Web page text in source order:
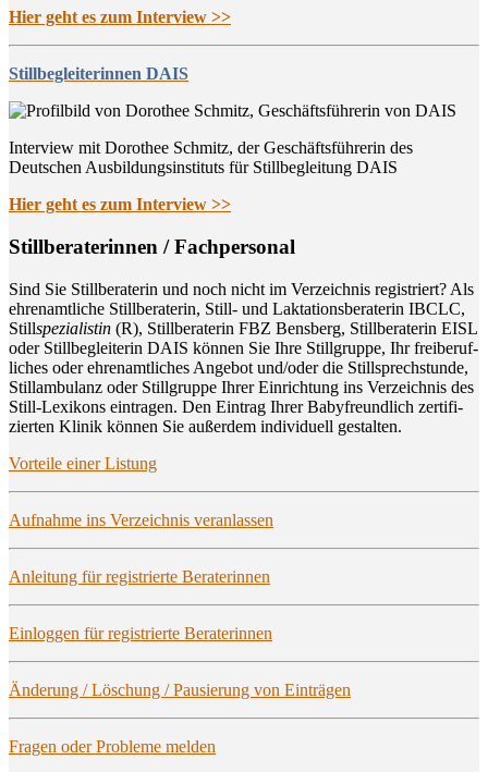
Hier geht es zum Interview >>
Stillbegleiterinnen DAIS
Interview mit Dorothee Schmitz, der Geschäftsführerin des
Deutschen Ausbildungsinstituts für Stillbegleitung DAIS
Hier geht es zum Interview >>
Still­be­ra­te­rin­nen / Fachpersonal
Sind Sie Still­be­ra­te­rin und noch nicht im Ver­zeich­nis regis­triert? Als
ehren­amt­li­che Still­be­ra­te­rin, Still- und Lak­ta­ti­ons­be­ra­te­rin IBCLC,
Stillspe­zia­lis­tin (R), Still­be­ra­te­rin FBZ Bens­berg, Still­be­ra­te­rin EISL
oder Still­be­glei­te­rin DAIS kön­nen Sie Ihre Still­grup­pe, Ihr frei­be­ruf­
li­ches oder ehren­amt­li­ches Ange­bot und/oder die Still­sprech­stun­de,
Still­am­bu­lanz oder Still­grup­pe Ihrer Ein­rich­tung ins Ver­zeich­nis des
Still-Lexi­kons ein­tra­gen. Den Ein­trag Ihrer Baby­freund­lich zer­ti­fi­
zier­ten Kli­nik kön­nen Sie außer­dem indi­vi­du­ell gestalten.
Vor­tei­le einer Listung
Auf­nah­me ins Ver­zeich­nis veranlassen
Anlei­tung für regis­trier­te Beraterinnen
Ein­log­gen für regis­trier­te Beraterinnen
Ände­rung / Löschung / Pau­sie­rung von Einträgen
Fra­gen oder Pro­ble­me melden